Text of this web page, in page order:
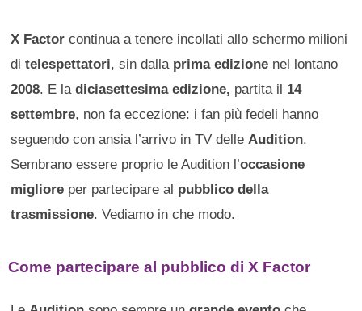
X Factor continua a tenere incollati allo schermo milioni
ditelespettatori, sin dalla prima edizione nel lontano
2008. E ladiciasettesima edizione, partita il 14
settembre, non fa eccezione: i fan più fedeli hanno
seguendo con ansia l’arrivo in TV delle Audition.
Sembrano essere proprio le Audition l’occasione
migliore per partecipare al pubblico della
trasmissione. Vediamo in che modo.
Come partecipare al pubblico di X Factor